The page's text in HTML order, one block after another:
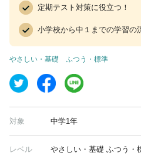
定期テスト対策に役立つ！
小学校から中１までの学習の
やさしい・基礎 ふつう・標準
対象 中学1年
レベル やさしい・基礎 ふつう・